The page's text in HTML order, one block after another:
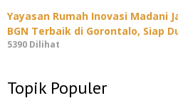
Yayasan Rumah Inovasi Madani
BGN Terbaik di Gorontalo, Siap
5390 Dilihat
Topik Populer